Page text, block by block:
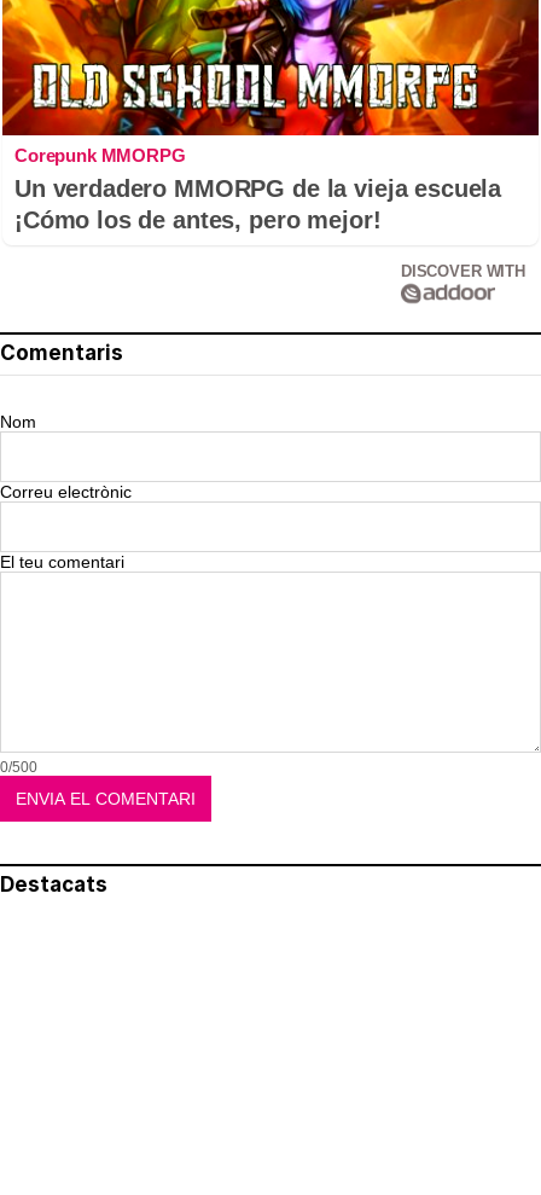
Corepunk MMORPG
Un verdadero MMORPG de la vieja escuela
¡Cómo los de antes, pero mejor!
DISCOVER WITH
Comentaris
Nom
Correu electrònic
El teu comentari
0/500
Destacats